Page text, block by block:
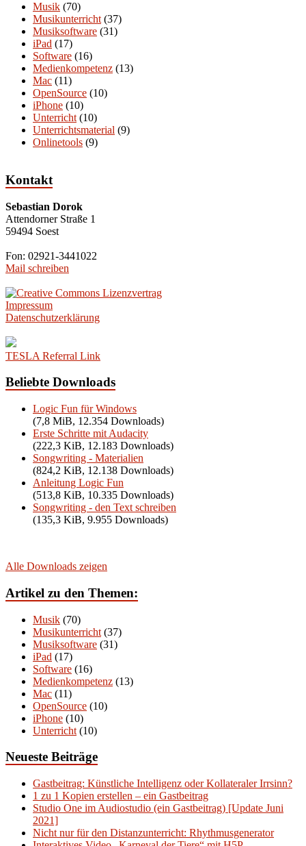
Musik (70)
Musikunterricht (37)
Musiksoftware (31)
iPad (17)
Software (16)
Medienkompetenz (13)
Mac (11)
OpenSource (10)
iPhone (10)
Unterricht (10)
Unterrichtsmaterial (9)
Onlinetools (9)
Kontakt
Sebastian Dorok
Attendorner Straße 1
59494 Soest
Fon: 02921-3441022
Mail schreiben
Impressum
Datenschutzerklärung
TESLA Referral Link
Beliebte Downloads
Logic Fun für Windows
(7,8 MiB, 12.354 Downloads)
Erste Schritte mit Audacity
(222,3 KiB, 12.183 Downloads)
Songwriting - Materialien
(824,2 KiB, 12.138 Downloads)
Anleitung Logic Fun
(513,8 KiB, 10.335 Downloads)
Songwriting - den Text schreiben
(135,3 KiB, 9.955 Downloads)
Alle Downloads zeigen
Artikel zu den Themen:
Musik (70)
Musikunterricht (37)
Musiksoftware (31)
iPad (17)
Software (16)
Medienkompetenz (13)
Mac (11)
OpenSource (10)
iPhone (10)
Unterricht (10)
Neueste Beiträge
Gastbeitrag: Künstliche Intelligenz oder Kollateraler Irrsinn?
1 zu 1 Kopien erstellen – ein Gastbeitrag
Studio One im Audiostudio (ein Gastbeitrag) [Update Juni
2021]
Nicht nur für den Distanzunterricht: Rhythmusgenerator